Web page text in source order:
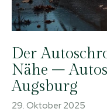
Der
Nähe –
Augsburg
29. Oktober 2025